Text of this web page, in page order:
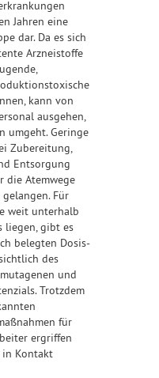
Jahren eine
dar. Da es sich
Arzneistoffe
kann von
ausgehen,
umgeht. Geringe
Zubereitung,
Entsorgung
die Atemwege
Für
weit unterhalb
liegen, gibt es
belegten Dosis-
des
und
Trotzdem
für
ergriffen
Kontakt